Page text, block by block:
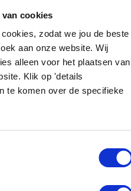
cookies
zodat we jou de beste
aan onze website. Wij
alleen voor het plaatsen van
Klik op 'details
te komen over de specifieke
Energy Coalition
en realiseren
een rol speelt.
in Duurzame
ruime ervaring in het
voor de